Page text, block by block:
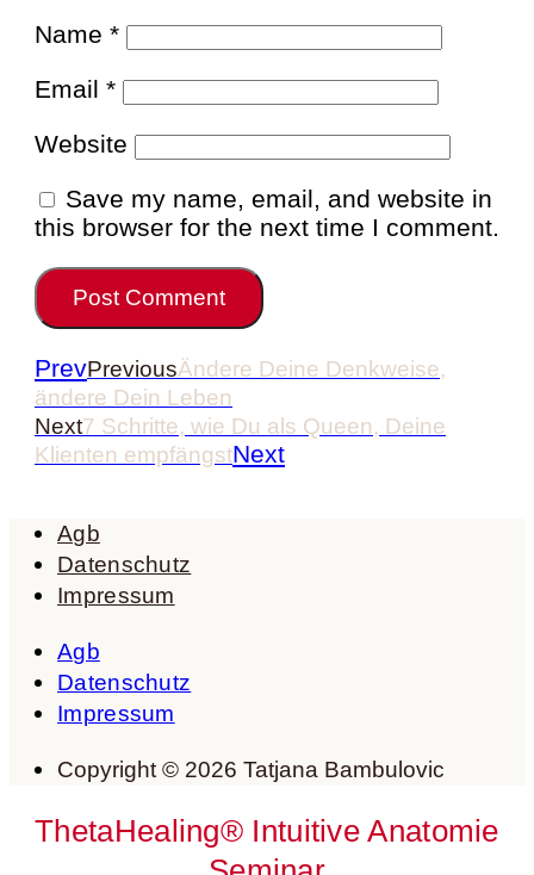
Name *
Email *
Website
Save my name, email, and website in
this browser for the next time I comment.
PrevPreviousÄndere Deine Denkweise,
ändere Dein Leben
Next7 Schritte, wie Du als Queen, Deine
Klienten empfängstNext
Agb
Datenschutz
Impressum
Agb
Datenschutz
Impressum
Copyright © 2026 Tatjana Bambulovic
ThetaHealing® Intuitive Anatomie